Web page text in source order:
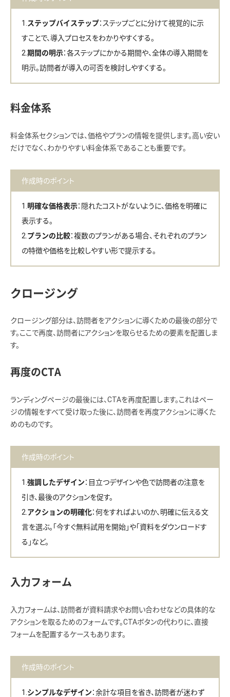
ステップバイステップ：ステップごとに分けて視覚的に示
すことで、導入プロセスをわかりやすくする。
期間の明示：各ステップにかかる期間や、全体の導入期間を
明示。訪問者が導入の可否を検討しやすくする。
料金体系
料金体系セクションでは、価格やプランの情報を提供します。高い安い
だけでなく、わかりやすい料金体系であることも重要です。
作成時のポイント
明確な価格表示：隠れたコストがないように、価格を明確に
表示する。
プランの比較：複数のプランがある場合、それぞれのプラン
の特徴や価格を比較しやすい形で提示する。
クロージング
クロージング部分は、訪問者をアクションに導くための最後の部分で
す。ここで再度、訪問者にアクションを取らせるための要素を配置しま
す。
再度のCTA
ランディングページの最後には、CTAを再度配置します。これはペー
ジの情報をすべて受け取った後に、訪問者を再度アクションに導くた
めのものです。
作成時のポイント
強調したデザイン ：目立つデザインや色で訪問者の注意を
引き、最後のアクションを促す。
アクションの明確化：何をすればよいのか、明確に伝える文
言を選ぶ。「今すぐ無料試用を開始」や「資料をダウンロードす
る」など。
入力フォーム
入力フォームは、訪問者が資料請求やお問い合わせなどの具体的な
アクションを取るためのフォームです。CTAボタンの代わりに、直接
フォームを配置するケースもあります。
作成時のポイント
シンプルなデザイン ：余計な項目を省き、訪問者が迷わず